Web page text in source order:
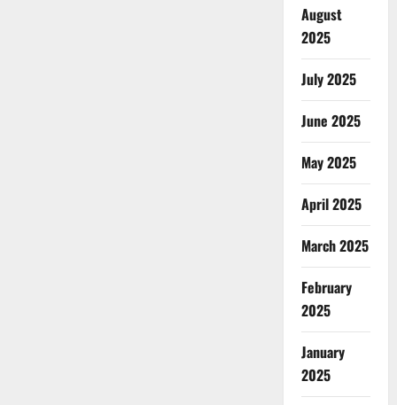
August
2025
July 2025
June 2025
May 2025
April 2025
March 2025
February
2025
January
2025